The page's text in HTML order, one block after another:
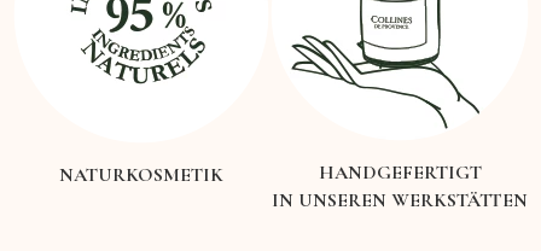
NATURKOSMETIK
HANDGEFERTIGT
IN UNSEREN WERKSTÄTTEN